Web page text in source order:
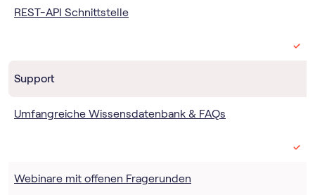
REST-API Schnittstelle
Support
Umfangreiche Wissensdatenbank & FAQs
Webinare mit offenen Fragerunden